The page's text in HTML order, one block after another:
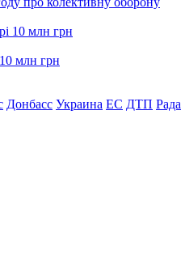
млн грн
Донбасс Украина ЕС ДТП Рада